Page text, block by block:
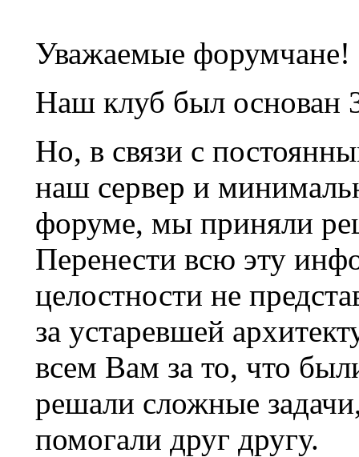
Уважаемые форумчане!
Наш клуб был основан
Но, в связи с
наш сервер и
форуме, мы приняли
Перенести всю эту
целостности не
за устаревшей
всем Вам за то, что
решали сложные
помогали друг другу.